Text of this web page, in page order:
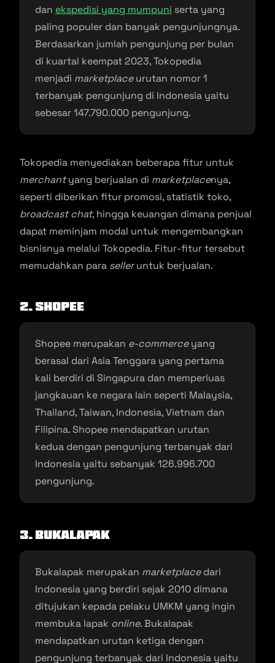
dan ekspedisi yang mumpuni serta yang
paling populer dan banyak pengunjungnya.
Berdasarkan jumlah pengunjung per bulan
di kuartal keempat 2023, Tokopedia
menjadi marketplaceurutan nomor 1
terbanyak pengunjung di Indonesia yaitu
sebesar 147.790.000 pengunjung.
Tokopedia menyediakan beberapa fitur untuk
merchantyang berjualan di marketplacenya,
seperti diberikan fitur promosi, statistik toko,
broadcast chat, hingga keuangan dimana penjual
dapat meminjam modal untuk mengembangkan
bisnisnya melalui Tokopedia. Fitur-fitur tersebut
memudahkan para selleruntuk berjualan.
2. Shopee
Shopee merupakan e-commerceyang
berasal dari Asia Tenggara yang pertama
kali berdiri di Singapura dan memperluas
jangkauan ke negara lain seperti Malaysia,
Thailand, Taiwan, Indonesia, Vietnam dan
Filipina. Shopee mendapatkan urutan
kedua dengan pengunjung terbanyak dari
Indonesia yaitu sebanyak 126.996.700
pengunjung.
3. Bukalapak
Bukalapak merupakan marketplacedari
Indonesia yang berdiri sejak 2010 dimana
ditujukan kepada pelaku UMKM yang ingin
membuka lapak online. Bukalapak
mendapatkan urutan ketiga dengan
pengunjung terbanyak dari Indonesia yaitu